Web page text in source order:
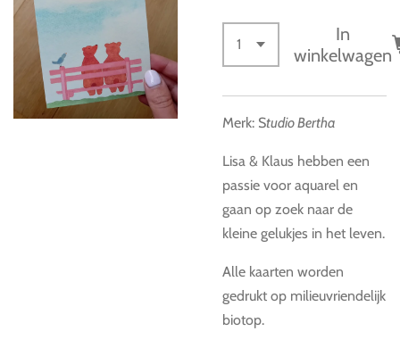
In
winkelwagen
Merk: Studio Bertha
Lisa & Klaus hebben een
passie voor aquarel en
gaan op zoek naar de
kleine gelukjes in het leven.
Alle kaarten worden
gedrukt op milieuvriendelijk
biotop.